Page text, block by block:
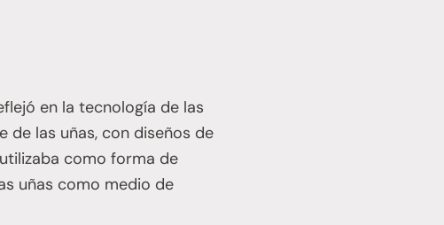
en la tecnología de las
de las uñas, con diseños de
como forma de
uñas como medio de